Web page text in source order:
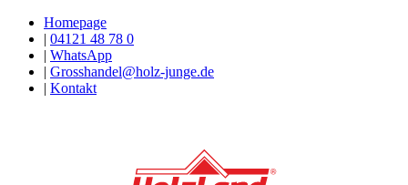
Homepage
| 04121 48 78 0
| WhatsApp
| Grosshandel@holz-junge.de
| Kontakt